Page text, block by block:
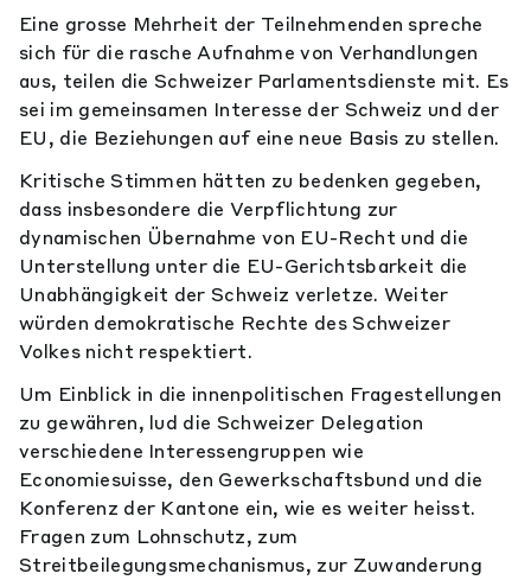
Eine grosse Mehrheit der Teilnehmenden spreche
sich für die rasche Aufnahme von Verhandlungen
aus, teilen die Schweizer Parlamentsdienste mit. Es
sei im gemeinsamen Interesse der Schweiz und der
EU, die Beziehungen auf eine neue Basis zu stellen.
Kritische Stimmen hätten zu bedenken gegeben,
dass insbesondere die Verpflichtung zur
dynamischen Übernahme von EU-Recht und die
Unterstellung unter die EU-Gerichtsbarkeit die
Unabhängigkeit der Schweiz verletze. Weiter
würden demokratische Rechte des Schweizer
Volkes nicht respektiert.
Um Einblick in die innenpolitischen Fragestellungen
zu gewähren, lud die Schweizer Delegation
verschiedene Interessengruppen wie
Economiesuisse, den Gewerkschaftsbund und die
Konferenz der Kantone ein, wie es weiter heisst.
Fragen zum Lohnschutz, zum
Streitbeilegungsmechanismus, zur Zuwanderung